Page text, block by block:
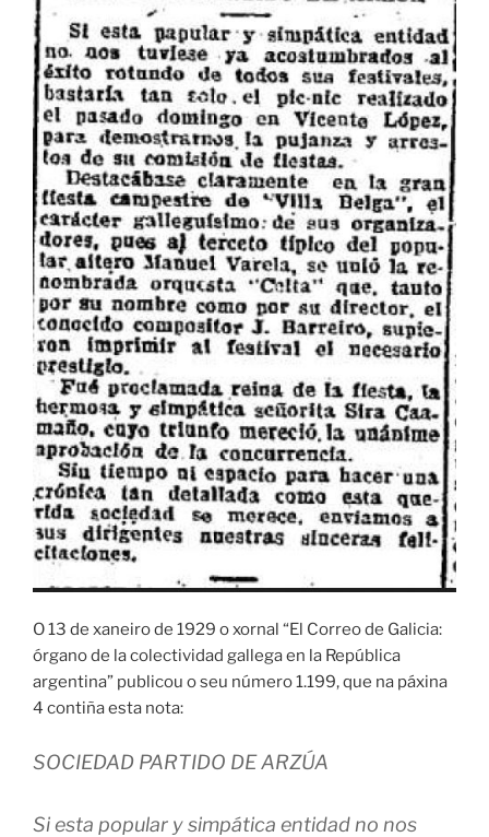
O 13 de xaneiro de 1929 o xornal “El Correo de Galicia:
órgano de la colectividad gallega en la República
argentina” publicou o seu número 1.199, que na páxina
4 contiña esta nota:
SOCIEDAD PARTIDO DE ARZÚA
Si esta popular y simpática entidad no nos